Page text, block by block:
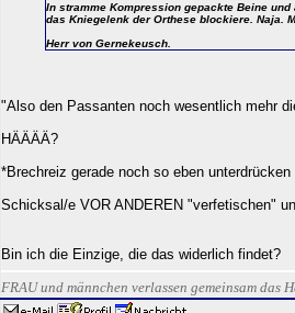
In stramme Kompression gepackte Beine
das Kniegelenk der Orthese blockiere. Naja.
Herr von Gernekeusch.
"Also den Passanten noch wesentlich mehr
HÄÄÄÄ?
*Brechreiz gerade noch so eben
Schicksal/e VOR ANDEREN "verfetischen"
Bin ich die Einzige, die das widerlich findet?
FRAU und männchen verlassen gemeinsam das